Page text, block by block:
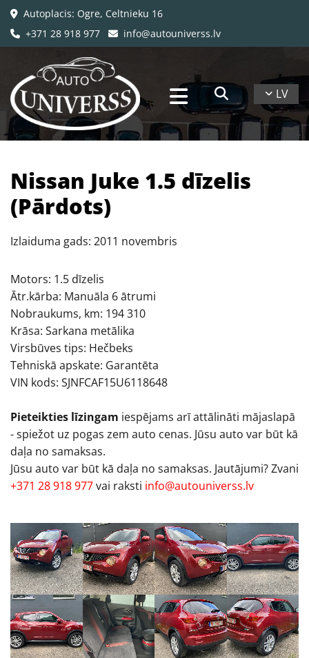
 Autoplacis: Ogre, Celtnieku 16
 +371 28 918 977  info@autouniverss.lv
LV
Nissan Juke 1.5 dīzelis
(Pārdots)
Izlaiduma gads: 2011 novembris
Motors: 1.5 dīzelis
Ātr.kārba: Manuāla 6 ātrumi
Nobraukums, km: 194 310
Krāsa: Sarkana metālika
Virsbūves tips: Hečbeks
Tehniskā apskate: Garantēta
VIN kods: SJNFCAF15U6118648
Pieteikties līzingam iespējams arī attālināti mājaslapā
- spiežot uz pogas zem auto cenas. Jūsu auto var būt kā
daļa no samaksas.
Jūsu auto var būt kā daļa no samaksas. Jautājumi? Zvani
+371 28 918 977vai raksti info@autouniverss.lv